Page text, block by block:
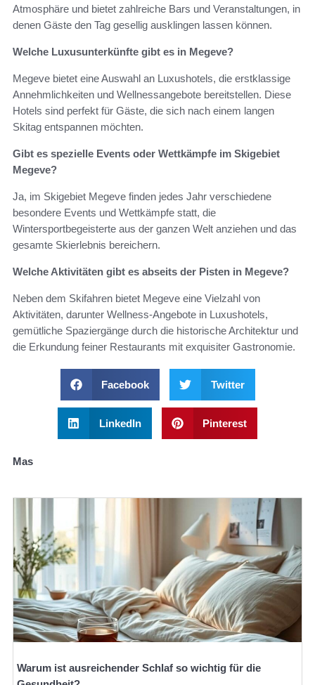
Atmosphäre und bietet zahlreiche Bars und Veranstaltungen, in
denen Gäste den Tag gesellig ausklingen lassen können.
Welche Luxusunterkünfte gibt es in Megeve?
Megeve bietet eine Auswahl an Luxushotels, die erstklassige
Annehmlichkeiten und Wellnessangebote bereitstellen. Diese
Hotels sind perfekt für Gäste, die sich nach einem langen
Skitag entspannen möchten.
Gibt es spezielle Events oder Wettkämpfe im Skigebiet
Megeve?
Ja, im Skigebiet Megeve finden jedes Jahr verschiedene
besondere Events und Wettkämpfe statt, die
Wintersportbegeisterte aus der ganzen Welt anziehen und das
gesamte Skierlebnis bereichern.
Welche Aktivitäten gibt es abseits der Pisten in Megeve?
Neben dem Skifahren bietet Megeve eine Vielzahl von
Aktivitäten, darunter Wellness-Angebote in Luxushotels,
gemütliche Spaziergänge durch die historische Architektur und
die Erkundung feiner Restaurants mit exquisiter Gastronomie.
Facebook Twitter
LinkedIn Pinterest
Mas
Warum ist ausreichender Schlaf so wichtig für die